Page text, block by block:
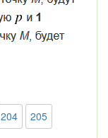
204 205